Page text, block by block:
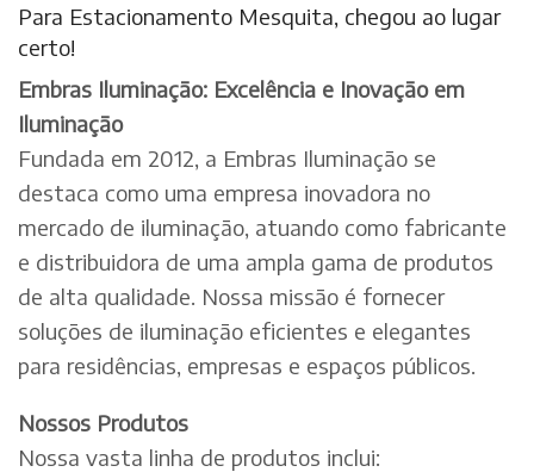
Para Estacionamento Mesquita, chegou ao lugar
certo!
Embras Iluminação: Excelência e Inovação em
Iluminação
Fundada em 2012, a Embras Iluminação se
destaca como uma empresa inovadora no
mercado de iluminação, atuando como fabricante
e distribuidora de uma ampla gama de produtos
de alta qualidade. Nossa missão é fornecer
soluções de iluminação eficientes e elegantes
para residências, empresas e espaços públicos.
Nossos Produtos
Nossa vasta linha de produtos inclui: